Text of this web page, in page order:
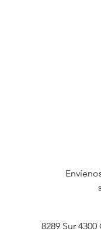
8289 Sur